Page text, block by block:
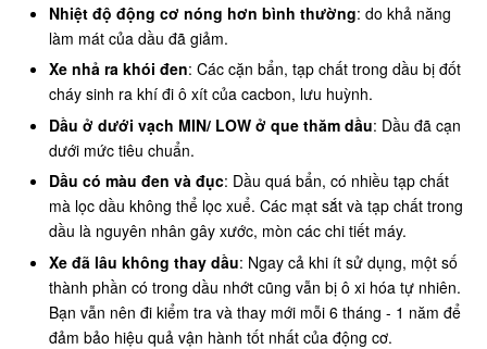
Nhiệt độ động cơ nóng hơn bình thường: do khả năng
làm mát của dầu đã giảm.
Xe nhả ra khói đen: Các cặn bẩn, tạp chất trong dầu bị đốt
cháy sinh ra khí đi ô xít của cacbon, lưu huỳnh.
Dầu ở dưới vạch MIN/ LOW ở que thăm dầu: Dầu đã cạn
dưới mức tiêu chuẩn.
Dầu có màu đen và đục: Dầu quá bẩn, có nhiều tạp chất
mà lọc dầu không thể lọc xuể. Các mạt sắt và tạp chất trong
dầu là nguyên nhân gây xước, mòn các chi tiết máy.
Xe đã lâu không thay dầu: Ngay cả khi ít sử dụng, một số
thành phần có trong dầu nhớt cũng vẫn bị ô xi hóa tự nhiên.
Bạn vẫn nên đi kiểm tra và thay mới mỗi 6 tháng - 1 năm để
đảm bảo hiệu quả vận hành tốt nhất của động cơ.